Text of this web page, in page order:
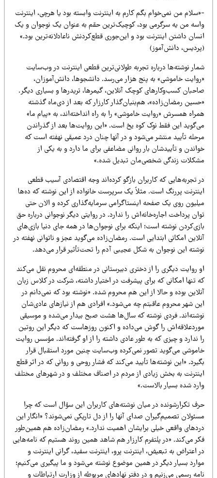
من نمی‌خوام بگم کارم به اینترنت وابسته بود یا هرچی، اینترنت
من یه سرگرمی بود، کوچیک‌ترین حقم به عنوان یک نوجوان و یک
داشتن اینترنت بود و این‌جوری قطع‌کردنش ناعادلانه‌ترین بود.»
دانش‌آموز)
نوشته‌ها درباره تجربه طولانی‌ترین قطعی اینترنت در وب‌سایت
خاموشی» به پنج هزار می‌رسد. دانشجوها، دانش‌آموزان،
کسب‌وکارهای کوچک آنلاین، گیمرها، تریدرها و بسیاری دیگر.
رمضان‌زاده»، هم‌بنیان‌گذار کارزار که بعد از دی‌ماه گذشته
همسرش «روایت خاموشی» را به راه انداخته‌اند، به «پیام ما»
این فقط نوک کوه یخ است. «این روایت‌ها بعد از گذراندن
تأیید منتشر می‌شود و در آنها چنان درد عمیقی نهفته است که
و تأییدشان بار روانی مضاعفی برای ما دارد و به یکی از
زندگی شخصی‌مان تبدیل شده.»
تجربه‌هایی که کاربران بازگو کرده‌اند وجه اقتصادی آسیب قطعی
پررنگ است. مثلاً یک سرپرست خانواده از این نوشته که ده‌ها
روی یک صفحه اینستاگرامی سرمایه‌گذاری کرده و الان حتی
پرداخت اجاره‌خانه‌اش را ندارد. در روایتی دیگر نوجوانی درباره حق
نوشته است؛ اینکه برای نوجوان‌ها در همه جای دنیا بازی‌های
امکانی ابتدایی است. رمضان‌زاده می‌گوید عجز و ناتوانی نهفته در
این نوجوان به شکل عجیبی آدم را تحت‌تأثیر قرار می‌دهد.
روایت دیگری را از دختری دبیرستانی در منطقه‌ای محروم نقل می‌کند
تنها امکانی که برای پیشرفت در اختیار داشته، شرکت در کلاس زبان
بوده و حالا از این هم محروم شده. «نوشته بود که نمی‌دانم در
شهر محروم عاقبتم چه می‌شود.» افرادی هم از نیازهای عادی‌شان
فردی نوشته که سال‌ها هشت صبح بیدار می‌شده و موسیقی
را گوش می‌داده و اکنون روزهاست که دیگر این روتین
ندارد و چیزی که به طور عادی داشته را از او گرفته‌اند. مؤسس روایت
می‌گوید تصور نمی‌کرده وب‌سایت چنین مورد استقبال قرار
«این نوشته‌ها تأیید می‌کند که فشار روحی و روانی که در اثر قطع
به بخش زیادی از مردم در اصناف مختلف و در شهرهای مختلف
شده بسیار بالاست.»
تکرارشونده در میان نوشته‌های کاربران این سؤال است که چرا
تصمیم‌گیران صدای آنها را از دل تاریکی نمی‌شوند؟ «انگار این
واقعی خیلی برایشان اهمیت ندارد.» رمضان‌زاده هم همین‌طور
می‌کند. «در پلتفرم کارزار هم شاهد همین روند هستیم که نامه‌هایی
اعتراض به تبعیض، اینترنت پرو، اینترنت سفید، گرانی اینترنت و
بسیار دیگر در همین موضوع نوشته می‌شود و ما پیگیری می‌کنیم؛
رسمی می‌زنیم و در دفتر نهادهای مربوطه از وزارت ارتباطات و